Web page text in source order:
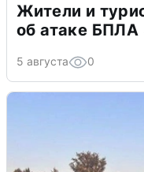
Жители и
об атаке БПЛА
5 августа 0